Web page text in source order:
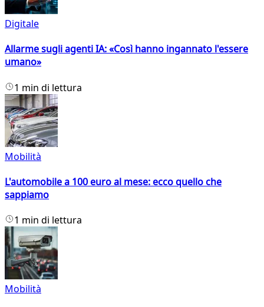
Digitale
Allarme sugli agenti IA: «Così hanno ingannato l'essere
umano»
1 min di lettura
Mobilità
L'automobile a 100 euro al mese: ecco quello che
sappiamo
1 min di lettura
Mobilità